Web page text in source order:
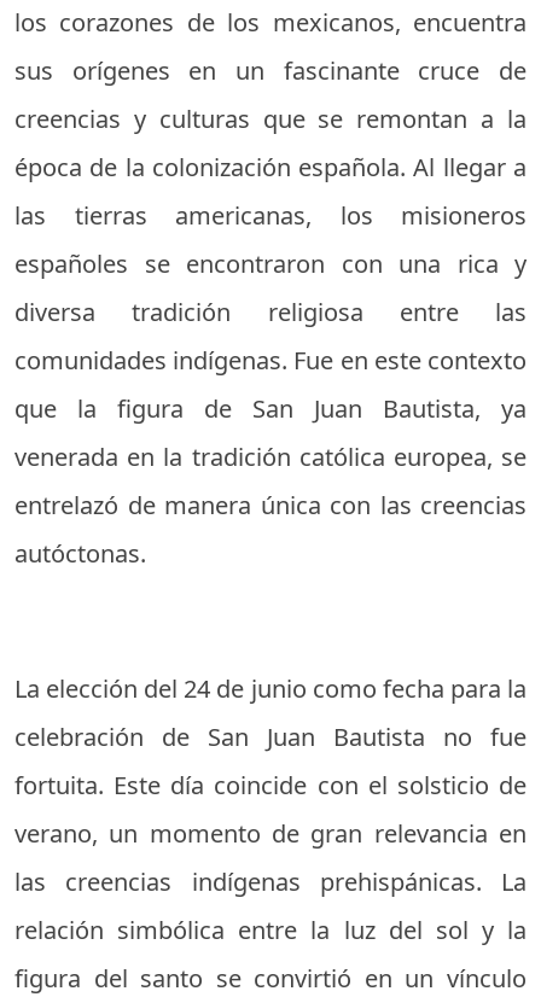
los corazones de los mexicanos, encuentra
sus orígenes en un fascinante cruce de
creencias y culturas que se remontan a la
época de la colonización española. Al llegar a
las tierras americanas, los misioneros
españoles se encontraron con una rica y
diversa tradición religiosa entre las
comunidades indígenas. Fue en este contexto
que la figura de San Juan Bautista, ya
venerada en la tradición católica europea, se
entrelazó de manera única con las creencias
autóctonas.
La elección del 24 de junio como fecha para la
celebración de San Juan Bautista no fue
fortuita. Este día coincide con el solsticio de
verano, un momento de gran relevancia en
las creencias indígenas prehispánicas. La
relación simbólica entre la luz del sol y la
figura del santo se convirtió en un vínculo